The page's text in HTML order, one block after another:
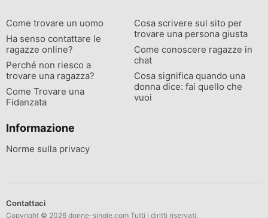
Come trovare un uomo
Ha senso contattare le
ragazze online?
Perché non riesco a
trovare una ragazza?
Come Trovare una
Fidanzata
Cosa scrivere sul sito per
trovare una persona giusta
Come conoscere ragazze in
chat
Cosa significa quando una
donna dice: fai quello che
vuoi
Informazione
Norme sulla privacy
Contattaci
Copyright © 2026 donne-single.com Tutti i diritti riservati.